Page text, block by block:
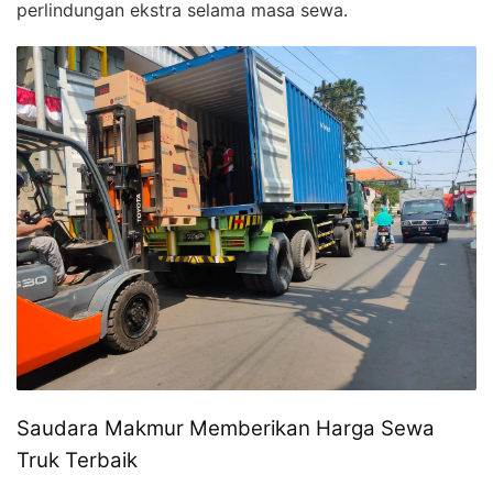
perlindungan ekstra selama masa sewa.
Saudara Makmur Memberikan Harga Sewa
Truk Terbaik